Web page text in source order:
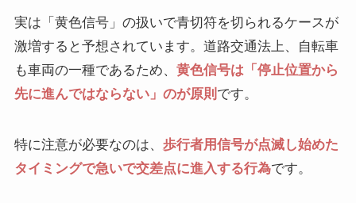
実は「黄色信号」の扱いで青切符を切られるケースが
激増すると予想されています。道路交通法上、自転車
も車両の一種であるため、 黄色信号は「停止位置から
先に進んではならない」のが原則 です。
特に注意が必要なのは、 歩行者用信号が点滅し始めた
タイミングで急いで交差点に進入する行為です。